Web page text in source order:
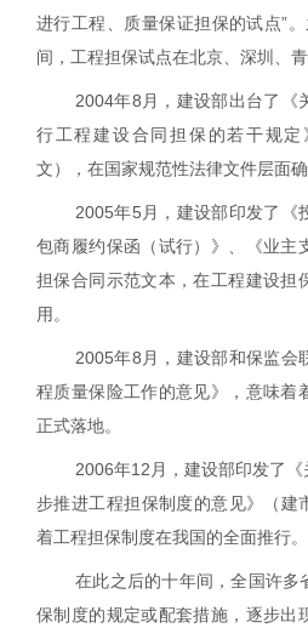
进行工程、质量保证担保的试点”
间，工程担保试点在北京、深圳、
2004年8 月，建设部出台了《
行工程建设合同担保的若干规定
文），在国家规范性法律文件层面
2005年5 月，建设部印发了《
包商履约保函（试行）》、《业主
担保合同示范文本，在工程建设担
用。
2005年8 月，建设部和保监会
程质量保险工作的意见》，意味着
正式落地。
2006年12 月，建设部印发了
步推进工程担保制度的意见》（建
着工程担保制度在我国的全面推行。
在此之后的十年间，全国许多
保制度的规定或配套措施，逐步出